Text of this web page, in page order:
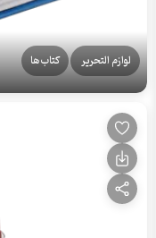
لوازم التحریر کتاب‌ها